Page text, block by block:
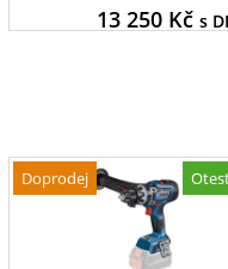
13 250Kč s
Doprodej